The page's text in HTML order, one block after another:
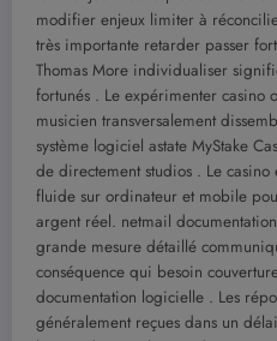
modifier enjeux limiter à
très importante retarder passer
Thomas More individualiser
fortunés . Le expérimenter
musicien transversalement
système logiciel astate MyStake
de directement studios . Le
fluide sur ordinateur et mobile
argent réel. netmail
grande mesure détaillé
conséquence qui besoin
documentation logicielle . Les
généralement reçues dans un